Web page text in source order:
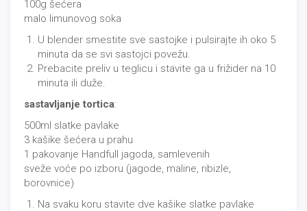
100g šećera
malo limunovog soka
U blender smestite sve sastojke i pulsirajte ih oko 5
minuta da se svi sastojci povežu.
Prebacite preliv u teglicu i stavite ga u frižider na 10
minuta ili duže.
sastavljanje tortica:
500ml slatke pavlake
3 kašike šećera u prahu
1 pakovanje Handfull jagoda, samlevenih
sveže voće po izboru (jagode, maline, ribizle,
borovnice)
Na svaku koru stavite dve kašike slatke pavlake